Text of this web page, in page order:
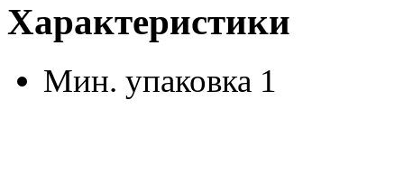
Характеристики
Мин. упаковка 1